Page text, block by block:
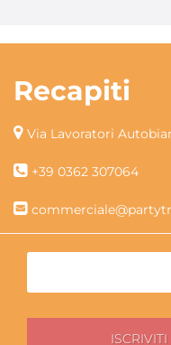
Recapiti
Via Lavoratori
+39 0362 307064